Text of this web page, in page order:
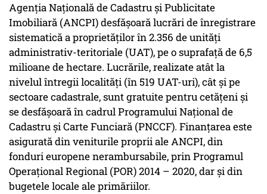
Agenția Națională de Cadastru și Publicitate
Imobiliară (ANCPI) desfășoară lucrări de înregistrare
sistematică a proprietăților în 2.356 de unități
administrativ-teritoriale (UAT), pe o suprafață de 6,5
milioane de hectare. Lucrările, realizate atât la
nivelul întregii localități (în 519 UAT-uri), cât și pe
sectoare cadastrale, sunt gratuite pentru cetățeni și
se desfășoară în cadrul Programului Național de
Cadastru și Carte Funciară (PNCCF). Finanțarea este
asigurată din veniturile proprii ale ANCPI, din
fonduri europene nerambursabile, prin Programul
Operațional Regional (POR) 2014 – 2020, dar și din
bugetele locale ale primăriilor.